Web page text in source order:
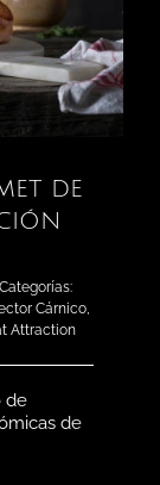
DE
Categorías:
Cárnico
Attraction
de
de